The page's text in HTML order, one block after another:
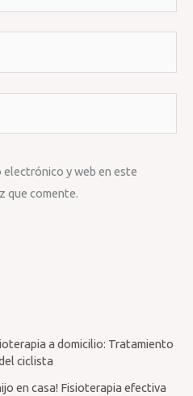
electrónico y web en este
que comente.
a domicilio: Tratamiento
ciclista
en casa! Fisioterapia efectiva